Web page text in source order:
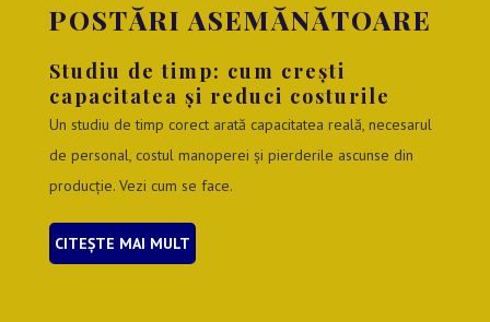
POSTĂRI ASEMĂNĂTOARE
Studiu de timp: cum crești
capacitatea și reduci costurile
Un studiu de timp corect arată capacitatea reală, necesarul
de personal, costul manoperei și pierderile ascunse din
producție. Vezi cum se face.
CITEȘTE MAI MULT